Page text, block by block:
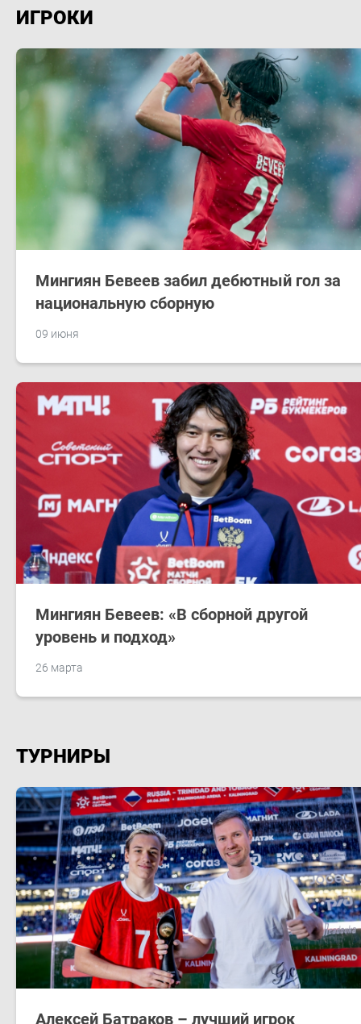
ИГРОКИ
09 июня
Мингиян Бевеев забил дебютный гол за
национальную сборную
26 марта
Мингиян Бевеев: «В сборной другой
уровень и подход»
ТУРНИРЫ
Алексей Батраков – лучший игрок